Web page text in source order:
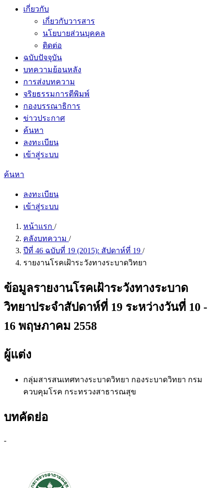
เกี่ยวกับ
เกี่ยวกับวารสาร
นโยบายส่วนบุคคล
ติดต่อ
ฉบับปัจจุบัน
บทความย้อนหลัง
การส่งบทความ
จริยธรรมการตีพิมพ์
กองบรรณาธิการ
ข่าวประกาศ
ค้นหา
ลงทะเบียน
เข้าสู่ระบบ
ค้นหา
ลงทะเบียน
เข้าสู่ระบบ
หน้าแรก /
คลังบทความ /
ปีที่ 46 ฉบับที่ 19 (2015): สัปดาห์ที่ 19 /
รายงานโรคเฝ้าระวังทางระบาดวิทยา
ข้อมูลรายงานโรคเฝ้าระวังทางระบาด
วิทยาประจำสัปดาห์ที่ 19 ระหว่างวันที่ 10 -
16 พฤษภาคม 2558
ผู้แต่ง
กลุ่มสารสนเทศทางระบาดวิทยา กองระบาดวิทยา กรม
ควบคุมโรค กระทรวงสาธารณสุข
บทคัดย่อ
-